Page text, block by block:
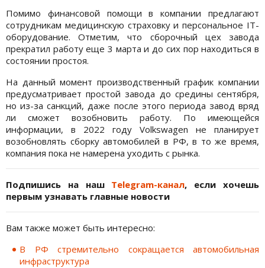
Помимо финансовой помощи в компании предлагают
сотрудникам медицинскую страховку и персональное IT-
оборудование. Отметим, что сборочный цех завода
прекратил работу еще 3 марта и до сих пор находиться в
состоянии простоя.
На данный момент производственный график компании
предусматривает простой завода до средины сентября,
но из-за санкций, даже после этого периода завод вряд
ли сможет возобновить работу. По имеющейся
информации, в 2022 году Volkswagen не планирует
возобновлять сборку автомобилей в РФ, в то же время,
компания пока не намерена уходить с рынка.
Подпишись на наш Telegram-канал, если хочешь
первым узнавать главные новости
Вам также может быть интересно:
В РФ стремительно сокращается автомобильная
инфраструктура